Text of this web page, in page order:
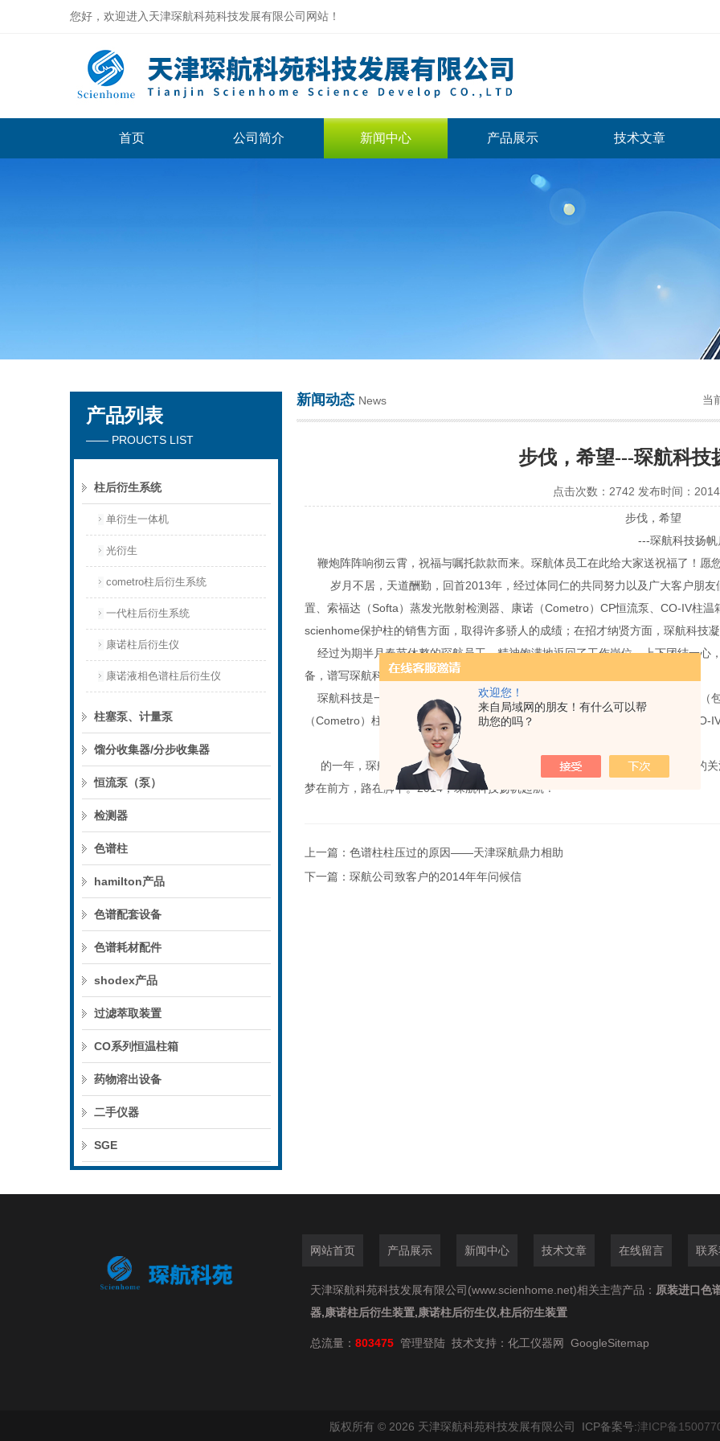
欢迎您！
来自局域网的朋友！有什么可以帮
助您的吗？
您好，欢迎进入天津琛航科苑科技发展有限公司网站！
天津琛航科苑科技发展有限公司
首页 公司简介 新闻中心 产品展示 技术文章
产品列表
—— PROUCTS LIST
柱后衍生系统
单衍生一体机
光衍生
cometro柱后衍生系统
一代柱后衍生系统
康诺柱后衍生仪
康诺液相色谱柱后衍生仪
柱塞泵、计量泵
馏分收集器/分步收集器
恒流泵（泵）
检测器
色谱柱
hamilton产品
色谱配套设备
色谱耗材配件
shodex产品
过滤萃取装置
CO系列恒温柱箱
药物溶出设备
二手仪器
SGE
新闻动态 News 当
步伐，希望---琛航科技
点击次数：2742 发布时间：
步伐，希望
---琛航科技扬帆
鞭炮阵阵响彻云霄，祝福与嘱托款款而来。琛航体员工在此给大家送祝福了！愿
岁月不居，天道酬勤，回首2013年，经过体同仁的共同努力以及广大客户朋友
置、索福达（Softa）蒸发光散射检测器、康诺（Cometro）CP恒流泵、CO-IV柱温
scienhome保护柱的销售方面，取得许多骄人的成绩；在招才纳贤方面，琛航科技
经过为期半月春节休整的琛航员工，精神饱满地返回了工作岗位，上下团结一心
备，谱写琛航科技的辉煌。
琛航科技是一家的实验室产品供应商，多年从事液相色谱线产品的销售及服务（
（Cometro）柱后衍生装置，索福达（Softa）蒸发光散射检测器，色谱耗材，CO-
的一年 ，琛航科技将一如既往不遗余力为大家提供的产品和*的服务。期待您的关
梦在前方，路在脚下。2014，琛航科技扬帆起航！
上一篇： 色谱柱柱压过的原因——天津琛航鼎力相助
下一篇： 琛航公司致客户的2014年年问候信
网站首页 产品展示 新闻中心 技术文章 在线留言 联
天津琛航科苑科技发展有限公司(www.scienhome.net)相关主营产品： 原装进口色
器,康诺柱后衍生装置,康诺柱后衍生仪,柱后衍生装置
总流量： 803475 管理登陆 技术支持： 化工仪器网 GoogleSitemap
版权所有 © 2026 天津琛航科苑科技发展有限公司 ICP备案号:津ICP备